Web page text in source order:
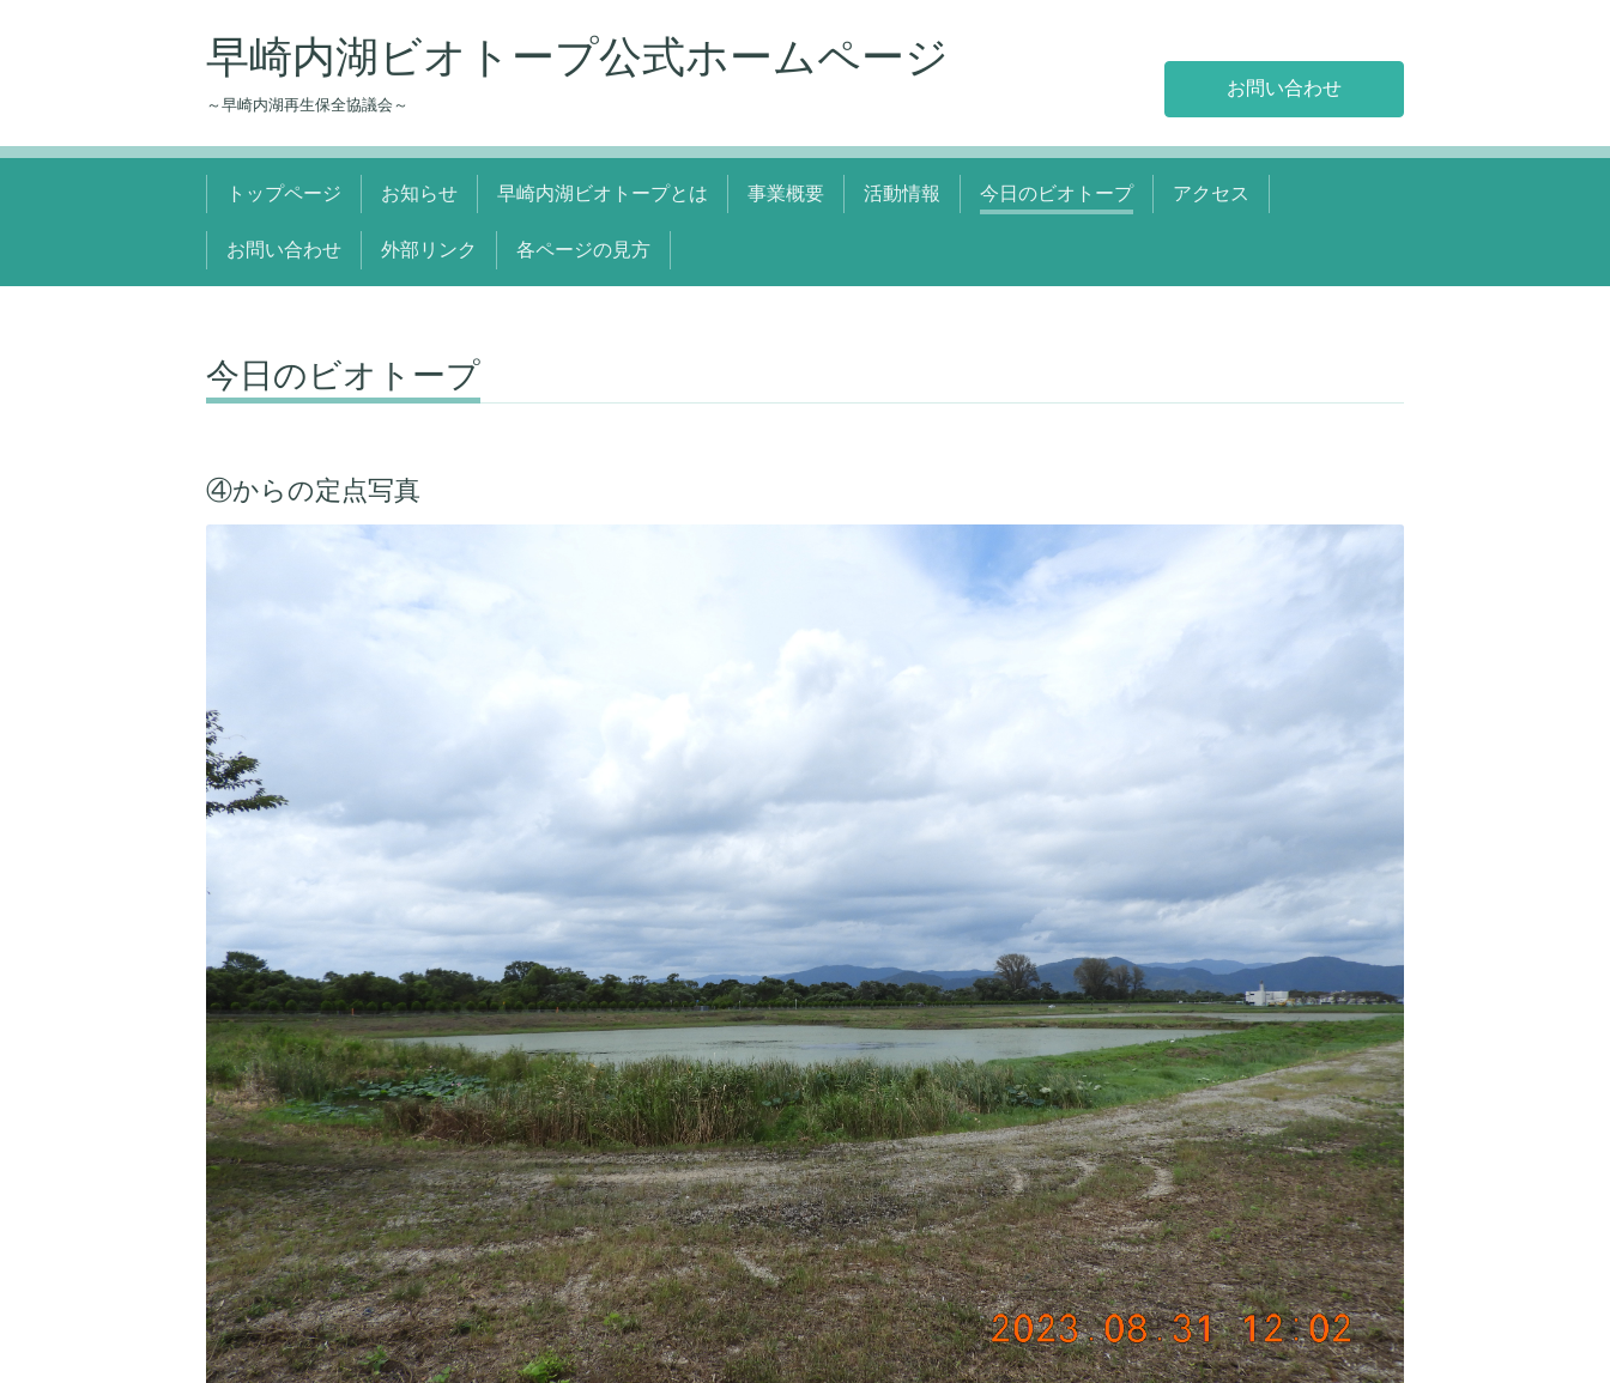
早崎内湖ビオトープ公式ホームページ
～早崎内湖再生保全協議会～
お問い合わせ
トップページ お知らせ 早崎内湖ビオトープとは 事業概要 活動情報 今日のビオトープ アクセス
お問い合わせ 外部リンク 各ページの見方
今日のビオトープ
④からの定点写真